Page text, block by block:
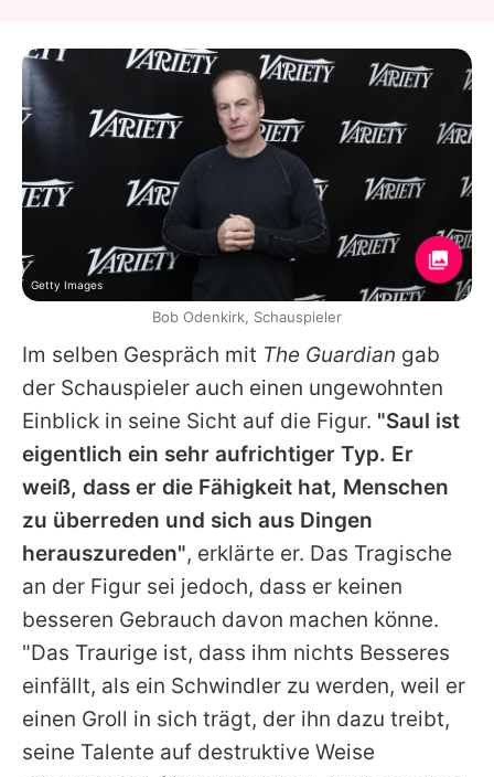
Im selben Gespräch mit The Guardian gab
der Schauspieler auch einen ungewohnten
Einblick in seine Sicht auf die Figur. "Saul ist
eigentlich ein sehr aufrichtiger Typ. Er
weiß, dass er die Fähigkeit hat, Menschen
zu überreden und sich aus Dingen
herauszureden", erklärte er. Das Tragische
an der Figur sei jedoch, dass er keinen
besseren Gebrauch davon machen könne.
"Das Traurige ist, dass ihm nichts Besseres
einfällt, als ein Schwindler zu werden, weil er
einen Groll in sich trägt, der ihn dazu treibt,
seine Talente auf destruktive Weise
Getty Images
Bob Odenkirk, Schauspieler